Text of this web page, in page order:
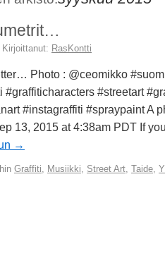
Kirjoittanut: RasKontti
Photo : @ceomikko
#graffiticharacters #streetart
#instagraffiti #spraypaint A
13, 2015 at 4:38am PDT If
→
Graffiti, Musiikki, Street Art, Taide,